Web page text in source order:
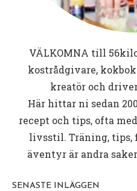
VÄLKOMNA till
kostrådgivare,
kreatör och
Här hittar ni sedan
recept och tips, ofta
livsstil. Träning, tips,
äventyr är andra
SENASTE INLÄGGEN